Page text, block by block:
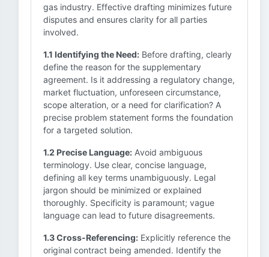
gas industry. Effective drafting minimizes future
disputes and ensures clarity for all parties
involved.
1.1 Identifying the Need: Before drafting, clearly
define the reason for the supplementary
agreement. Is it addressing a regulatory change,
market fluctuation, unforeseen circumstance,
scope alteration, or a need for clarification? A
precise problem statement forms the foundation
for a targeted solution.
1.2 Precise Language: Avoid ambiguous
terminology. Use clear, concise language,
defining all key terms unambiguously. Legal
jargon should be minimized or explained
thoroughly. Specificity is paramount; vague
language can lead to future disagreements.
1.3 Cross-Referencing: Explicitly reference the
original contract being amended. Identify the